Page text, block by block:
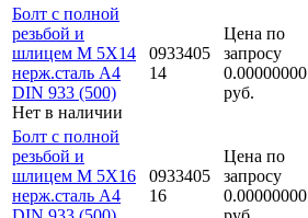
Болт с полной
резьбой и
шлицем M 5Х14
нерж.сталь A4
DIN 933 (500)
Нет в наличии
0933405
14
Цена по
запросу
0.00000000
руб.
Болт с полной
резьбой и
шлицем M 5Х16
нерж.сталь A4
0933405
16
Цена по
запросу
0.00000000